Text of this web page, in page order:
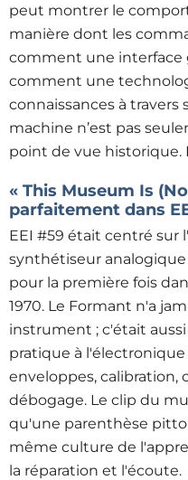
peut montrer le
manière dont les
comment une interface
comment une
connaissances à
machine n’est pas
point de vue historique.
« This Museum Is
parfaitement dans
EEI #59 était centré sur
synthétiseur
pour la première fois
1970. Le Formant n'a
instrument ; c'était
pratique à l'électronique
enveloppes, calibration,
débogage. Le clip du
qu'une parenthèse
même culture de
la réparation et l'écoute.